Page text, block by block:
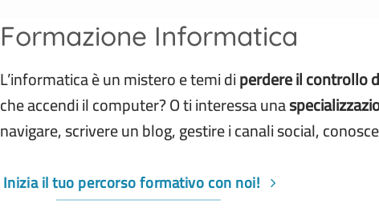
Formazione Informatica
L’informatica è un mistero e temi diperdere il controllo
che accendi il computer? O ti interessa una
navigare, scrivere un blog, gestire i canali social,
Inizia il tuo percorso formativo con noi!